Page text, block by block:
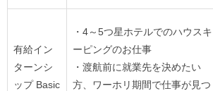
有給イン
ターンシ
ップ Basic
・4～5つ星ホテルでのハウスキ
ーピングのお仕事
・渡航前に就業先を決めたい
方、ワーホリ期間で仕事が見つ